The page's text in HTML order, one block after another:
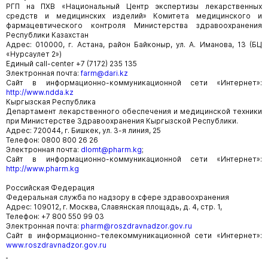
РГП на ПХВ «Национальный Центр экспертизы лекарственных
средств и медицинских изделий» Комитета медицинского и
фармацевтического контроля Министерства здравоохранения
Республики Казахстан
Адрес: 010000, г. Астана, район Байконыр, ул. А. Иманова, 13 (БЦ
«Нурсаулет 2»)
Единый call-center +7 (7172) 235 135
Электронная почта: farm@dari.kz
Сайт в информационно-коммуникационной сети «Интернет»:
http://www.ndda.kz
Кыргызская Республика
Департамент лекарственного обеспечения и медицинской техники
при Министерстве Здравоохранения Кыргызской Республики.
Адрес: 720044, г. Бишкек, ул. 3-я линия, 25
Телефон: 0800 800 26 26
Электронная почта: dlomt@pharm.kg;
Сайт в информационно-коммуникационной сети «Интернет»:
http://www.pharm.kg
Российская Федерация
Федеральная служба по надзору в сфере здравоохранения
Адрес: 109012, г. Москва, Славянская площадь, д. 4, стр. 1,
Телефон: +7 800 550 99 03
Электронная почта: pharm@roszdravnadzor.gov.ru
Сайт в информационно-телекоммуникационной сети «Интернет»:
www.roszdravnadzor.gov.ru